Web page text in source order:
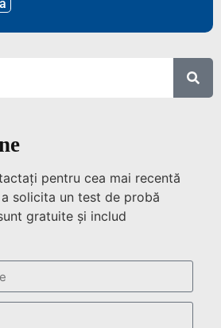
pentru cea mai recentă
solicita un test de probă
gratuite și includ